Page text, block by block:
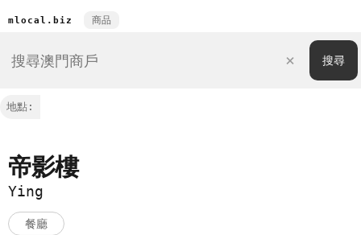
mlocal.biz 商品
地點:
帝影樓
Ying
餐廳